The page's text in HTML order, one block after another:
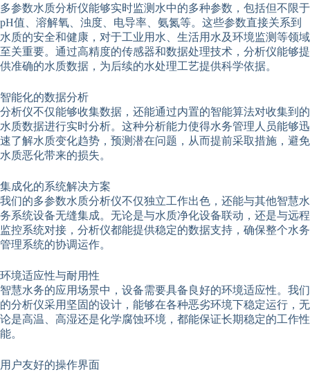
多参数水质分析仪能够实时监测水中的多种参数，包括但不限于
pH值、溶解氧、浊度、电导率、氨氮等。这些参数直接关系到
水质的安全和健康，对于工业用水、生活用水及环境监测等领域
至关重要。通过高精度的传感器和数据处理技术，分析仪能够提
供准确的水质数据，为后续的水处理工艺提供科学依据。
智能化的数据分析
分析仪不仅能够收集数据，还能通过内置的智能算法对收集到的
水质数据进行实时分析。这种分析能力使得水务管理人员能够迅
速了解水质变化趋势，预测潜在问题，从而提前采取措施，避免
水质恶化带来的损失。
集成化的系统解决方案
我们的多参数水质分析仪不仅独立工作出色，还能与其他智慧水
务系统设备无缝集成。无论是与水质净化设备联动，还是与远程
监控系统对接，分析仪都能提供稳定的数据支持，确保整个水务
管理系统的协调运作。
环境适应性与耐用性
智慧水务的应用场景中，设备需要具备良好的环境适应性。我们
的分析仪采用坚固的设计，能够在各种恶劣环境下稳定运行，无
论是高温、高湿还是化学腐蚀环境，都能保证长期稳定的工作性
能。
用户友好的操作界面